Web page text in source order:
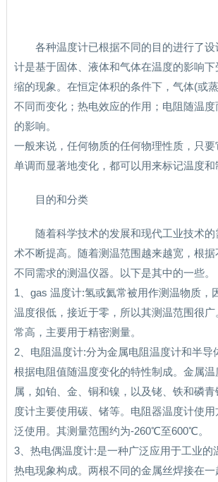
各种温度计已根据不同的目的进行了
计是基于固体、液体和气体在温度的影响
缩的现象。在恒定体积的条件下，气体(或
不同而变化；热电效应的作用；电阻随温
的影响。
一般来说，任何物质的任何物理性质，只
单调而显著地变化，都可以用来标记温度和
目的和分类
随着科学技术的发展和现代工业技术
术不断提高。随着测温范围越来越宽，根据
不同需求的测温仪器。以下是其中的一些。
1、gas 温度计:氢或氦常被用作测温物质，
温度很低，接近于零，所以其测温范围很
常高，主要用于精密测量。
2、电阻温度计:分为金属电阻温度计和半导
根据电阻值随温度变化的特性制成。金属
属，如铂、金、铜和镍，以及铑、铁和磷
度计主要使用碳、锗等。电阻器温度计使
泛使用。其测量范围约为-260℃至600℃。
3、热电偶温度计:是一种广泛应用于工业的
热电现象构成。两根不同的金属丝焊接在